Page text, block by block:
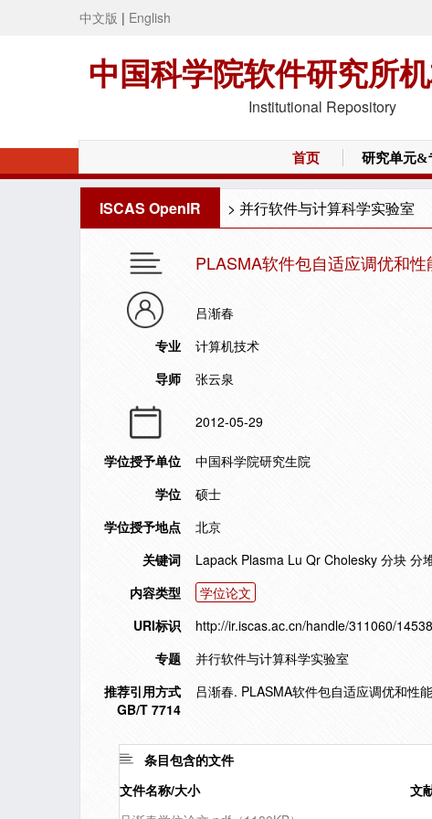
中文版 | English
中国科学院软件研究所
Institutional Repository
首页 研究单元&
ISCAS OpenIR > 并行软件与计算科学实验室
PLASMA软件包自适应调优和
吕渐春
专业
计算机技术
导师
张云泉
2012-05-29
学位授予单位
中国科学院研究生院
学位
硕士
学位授予地点
北京
关键词
Lapack Plasma Lu Qr Cholesky 分块 分
内容类型
学位论文
URI标识
http://ir.iscas.ac.cn/handle/311060/14538
专题
并行软件与计算科学实验室
推荐引用方式
GB/T 7714
吕渐春. PLASMA软件包自适应调优和性
条目包含的文件
文件名称/大小
文